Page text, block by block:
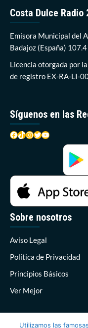
Costa Dulce
Emisora Municipal del
Badajoz (España)
Licencia otorgada por
de registro EX-RA-LI-
Síguenos en las
Facebook
TikTok
Instagram
Twitter
YouTube
Sobre nosotros
Aviso Legal
Política de Privacidad
Principios Básicos
Ver Mejor
Utilizamos las